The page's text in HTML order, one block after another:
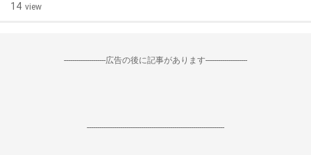
14 view
--------------------広告の後に記事があります--------------------
------------------------------------------------------------------